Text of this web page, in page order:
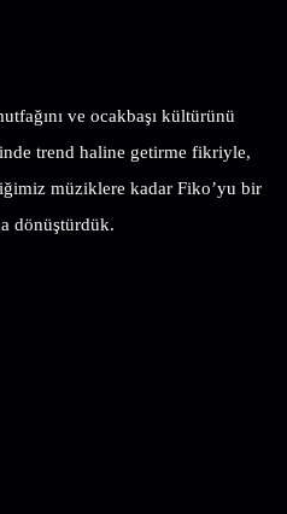
ve ocakbaşı kültürünü
trend haline getirme fikriyle,
müziklere kadar Fiko’yu bir
dönüştürdük.